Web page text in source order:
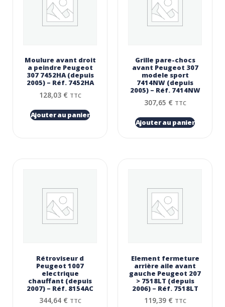
Moulure avant droit
a peindre Peugeot
307 7452HA (depuis
2005) – Réf. 7452HA
128,03 € TTC
Ajouter au panier
Grille pare-chocs
avant Peugeot 307
modele sport
7414NW (depuis
2005) – Réf. 7414NW
307,65 € TTC
Ajouter au panier
Rétroviseur d
Peugeot 1007
electrique
chauffant (depuis
2007) – Réf. 8154AC
344,64 € TTC
Element fermeture
arrière aile avant
gauche Peugeot 207
> 7518LT (depuis
2006) – Réf. 7518LT
119,39 € TTC